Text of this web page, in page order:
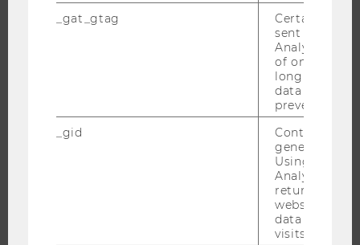
JOBS MIT WU-STUDIUM
_gat_gtag
Certain data
sent to
Analytics a
of once per
long as it is
data
prevented.
_gid
Contains a
generated
Using this
Analytics can
returning
website and
data from
visits.